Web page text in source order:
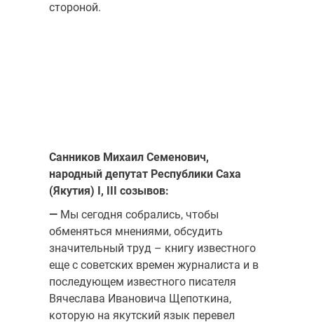
стороной.
Санников Михаил Семенович,
народный депутат Республики Саха
(Якутия) I, III созывов:
— Мы сегодня собрались, чтобы
обменяться мнениями, обсудить
значительный труд – книгу известного
еще с советских времен журналиста и в
последующем известного писателя
Вячеслава Ивановича Щепоткина,
которую на якутский язык перевел